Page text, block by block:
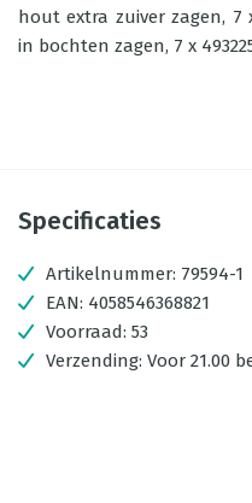
hout extra zuiver zagen, 7
in bochten zagen, 7 x
Specificaties
Artikelnummer: 79594-1
EAN: 4058546368821
Voorraad: 53
Verzending: Voor 21.00